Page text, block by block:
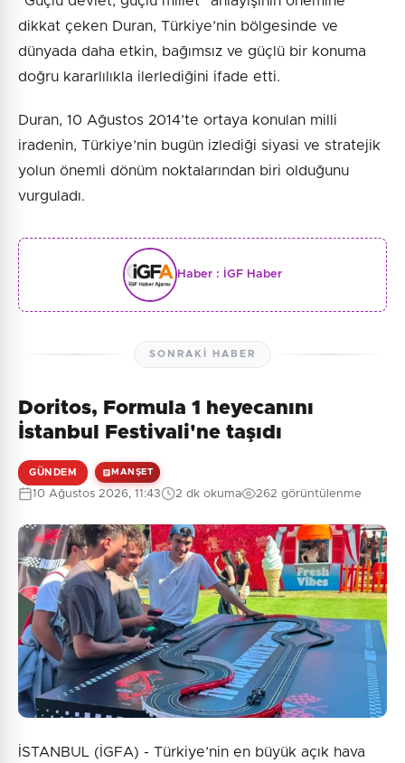
dikkat çeken Duran, Türkiye’nin bölgesinde ve
dünyada daha etkin, bağımsız ve güçlü bir konuma
doğru kararlılıkla ilerlediğini ifade etti.
Duran, 10 Ağustos 2014’te ortaya konulan milli
iradenin, Türkiye’nin bugün izlediği siyasi ve stratejik
yolun önemli dönüm noktalarından biri olduğunu
vurguladı.
Haber : İGF Haber
SONRAKI HABER
Doritos, Formula 1 heyecanını
İstanbul Festivali'ne taşıdı
GÜNDEM MANŞET
10 Ağustos 2026, 11:43 2 dk okuma 262 görüntülenme
İSTANBUL (İGFA) - Türkiye’nin en büyük açık hava